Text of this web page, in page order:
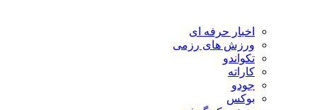
اخبار حرفه ای
ورزش های رزمی
تکواندو
کاراته
جودو
بوکس